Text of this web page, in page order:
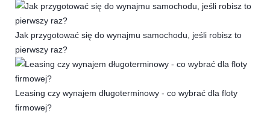
Jak przygotować się do wynajmu samochodu, jeśli robisz to
pierwszy raz?
Leasing czy wynajem długoterminowy - co wybrać dla floty
firmowej?